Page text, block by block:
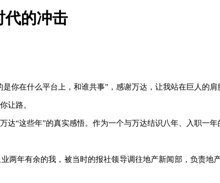
代的冲击
你在什么平台上，和谁共事” ，感谢万达，让我站在巨人的
让路。
达“这些年”的真实感悟。作为一个与万达结识八年、入职一
两年有余的我，被当时的报社领导调往地产新闻部，负责